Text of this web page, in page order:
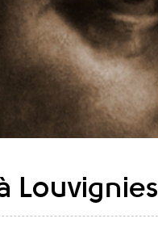
Louvignies